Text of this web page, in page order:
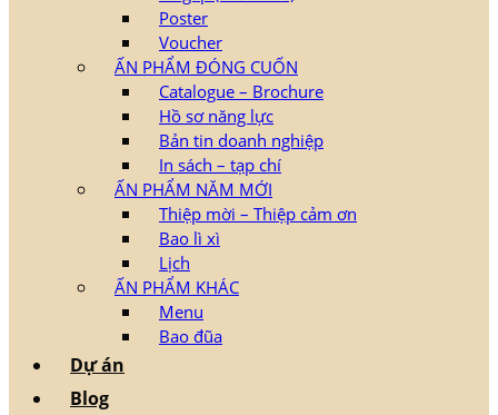
Poster
Voucher
ẤN PHẨM ĐÓNG CUỐN
Catalogue – Brochure
Hồ sơ năng lực
Bản tin doanh nghiệp
In sách – tạp chí
ẤN PHẨM NĂM MỚI
Thiệp mời – Thiệp cảm ơn
Bao lì xì
Lịch
ẤN PHẨM KHÁC
Menu
Bao đũa
Dự án
Blog